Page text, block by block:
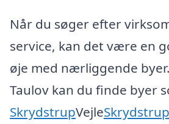
Når du søger efter
service, kan det være en
øje med nærliggende
Taulov kan du finde byer
SkrydstrupVejleSkrydstrup